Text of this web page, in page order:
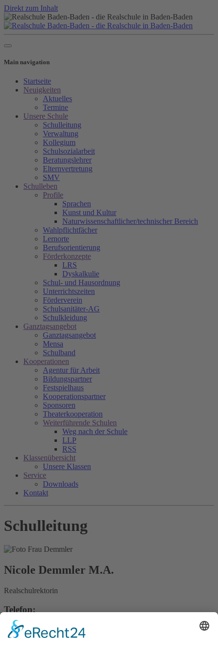
Direkt zum Inhalt
Main navigation
Startseite
Neuigkeiten
Aktuelles
Termine
Unsere Schule
Schulleitung
Verwaltung
Kollegium
Schulsozialarbeit
Beratungslehrer
Elternvertretung
SMV
Schulleben
Profile
Sprachen
Kunst und Kultur
Naturwissenschaftlicher/technischer Bereich
Wahlpflichtfächer
Lernorte
Berufsorientierung
Förderkonzepte
LRS
Dyskalkulie
Schul- und Hausordnung
Unterrichtszeiten
Förderverein
Schulsanitäter-AG
Schulkleidung
Ganztagsangebot
Ganztagsangebot
Mensa
Schulband
Kooperationen
Agentur für Arbeit
Bildungspartner
Festspielhaus
Kooperationspartner
Sponsoren
Theaterkooperation
Weiterführende Schulen
Weg nach der Schule
LLP
RSS
Klassenübersicht
Unsere Klassen
Service
Downloads
Kontakt
Schulleitung
Nicole Demmler M.A.
Realschulrektorin
Telefon:
07221 93-2356
nicole.demmler@baden-baden.de